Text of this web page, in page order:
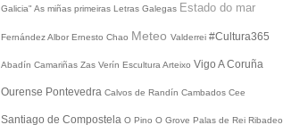
Galicia" As miñas primeiras Letras Galegas Estado do mar
Fernández Albor Ernesto Chao Meteo Valderrei #Cultura365
Abadín Camariñas Zas Verín Escultura Arteixo Vigo A Coruña
Ourense Pontevedra Calvos de Randín Cambados Cee
Santiago de Compostela O Pino O Grove Palas de Rei Ribadeo